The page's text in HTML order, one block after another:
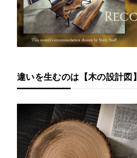
よくあるご質問
お問い合わせ
違いを生むのは【木の設計図】